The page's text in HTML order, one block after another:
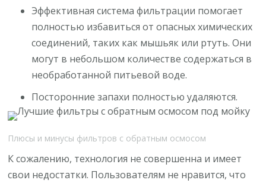
Эффективная система фильтрации помогает
полностью избавиться от опасных химических
соединений, таких как мышьяк или ртуть. Они
могут в небольшом количестве содержаться в
необработанной питьевой воде.
Посторонние запахи полностью удаляются.
Плюсы и минусы фильтров с обратным осмосом
К сожалению, технология не совершенна и имеет
свои недостатки. Пользователям не нравится, что